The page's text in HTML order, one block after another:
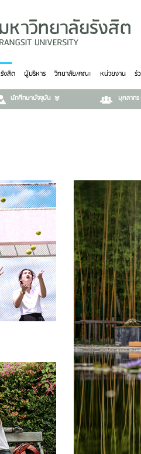
งสิต ผู้บริหาร วิทยาลัย/คณะ หน่วยงาน ร่
นักศึกษาปัจจุบัน บุคลากร